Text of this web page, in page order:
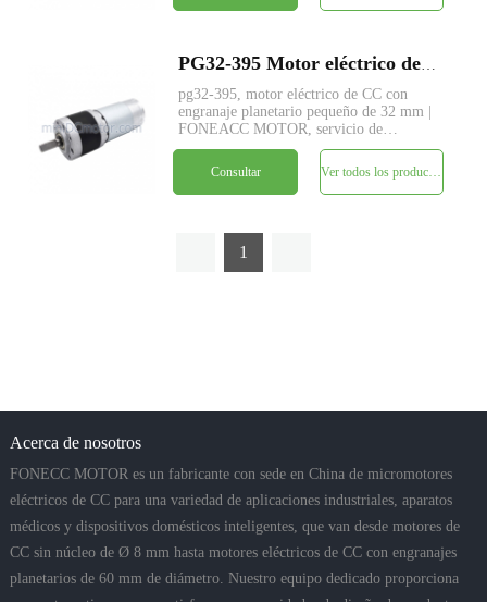
pg32-395, motor eléctrico de CC con
engranaje planetario pequeño de 32 mm |
FONEACC MOTOR, servicio de
especificaciones personalizadas
disponible.
Consultar Ver todos los productos
1
Acerca de nosotros
FONECC MOTOR es un fabricante con sede en China de micromotores
eléctricos de CC para una variedad de aplicaciones industriales, aparatos
médicos y dispositivos domésticos inteligentes, que van desde motores de
CC sin núcleo de Ø 8 mm hasta motores eléctricos de CC con engranajes
planetarios de 60 mm de diámetro. Nuestro equipo dedicado proporciona